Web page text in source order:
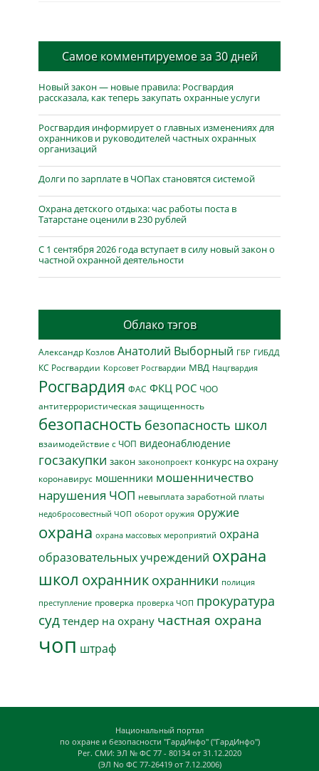
Самое комментируемое за 30 дней
Новый закон — новые правила: Росгвардия
рассказала, как теперь закупать охранные услуги
Росгвардия информирует о главных изменениях для
охранников и руководителей частных охранных
организаций
Долги по зарплате в ЧОПах становятся системой
Охрана детского отдыха: час работы поста в
Татарстане оценили в 230 рублей
С 1 сентября 2026 года вступает в силу новый закон о
частной охранной деятельности
Облако тэгов
Александр Козлов Анатолий Выборный ГБР ГИБДД
КС Росгвардии Корсовет Росгвардии МВД Нацгвардия
Росгвардия ФАС ФКЦ РОС ЧОО
антитеррористическая защищенность
безопасность безопасность школ
взаимодействие с ЧОП видеонаблюдение
госзакупки закон законопроект конкурс на охрану
коронавирус мошенники мошенничество
нарушения ЧОП невыплата заработной платы
недобросовестный ЧОП оборот оружия оружие
охрана охрана массовых мероприятий охрана
образовательных учреждений охрана
школ охранник охранники полиция
преступление проверка проверка ЧОП прокуратура
суд тендер на охрану частная охрана
чоп штраф
Национальный портал
по охране и безопасности "ГардИнфо" ("ГардИнфо")
Рег. СМИ: ЭЛ № ФС 77 - 80134 от 31.12.2020
(ЭЛ No ФС 77-26419 от 7.12.2006)